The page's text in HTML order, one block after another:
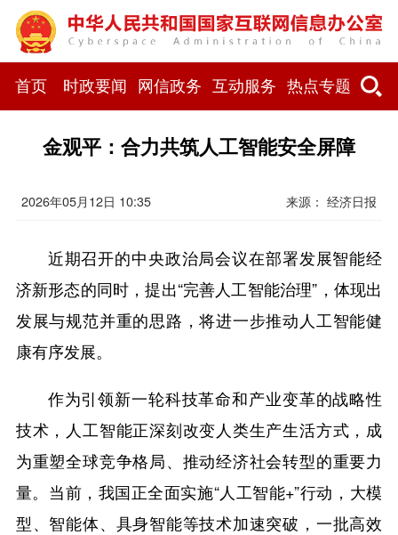
首页 时政要闻 网信政务 互动服务 热点专题
金观平：合力共筑人工智能安全屏障
2026年05月12日 10:35 来源： 经济日报
近期召开的中央政治局会议在部署发展智能经
济新形态的同时，提出“完善人工智能治理”，体现出
发展与规范并重的思路，将进一步推动人工智能健
康有序发展。
作为引领新一轮科技革命和产业变革的战略性
技术，人工智能正深刻改变人类生产生活方式，成
为重塑全球竞争格局、推动经济社会转型的重要力
量。当前，我国正全面实施“人工智能+”行动，大模
型、智能体、具身智能等技术加速突破，一批高效